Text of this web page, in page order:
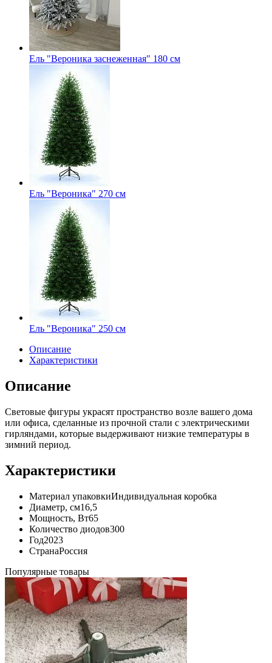
Ель "Вероника заснеженная" 180 см
Ель "Вероника" 270 см
Ель "Вероника" 250 см
Описание
Характеристики
Описание
Световые фигуры украсят пространство возле вашего дома
или офиса, сделанные из прочной стали с электрическими
гирляндами, которые выдерживают низкие температуры в
зимний период.
Характеристики
Материал упаковкиИндивидуальная коробка
Диаметр, см16,5
Мощность, Вт65
Количество диодов300
Год2023
СтранаРоссия
Популярные товары